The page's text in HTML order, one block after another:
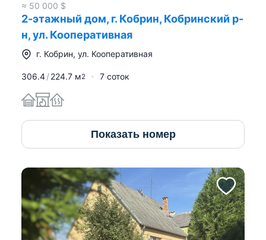
≈ 50 000 $
2-этажный дом, г. Кобрин, Кобринский р-
н, ул. Кооперативная
г. Кобрин, ул. Кооперативная
306.4 224.7 м2 7 соток
Показать номер